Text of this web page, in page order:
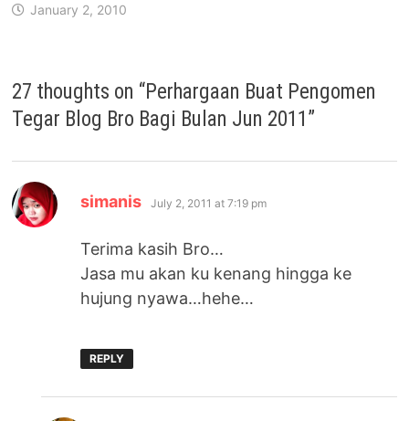
January 2, 2010
27 thoughts on “Perhargaan Buat Pengomen
Tegar Blog Bro Bagi Bulan Jun 2011”
simanis says:
July 2, 2011 at 7:19 pm
Terima kasih Bro…
Jasa mu akan ku kenang hingga ke
hujung nyawa…hehe…
REPLY